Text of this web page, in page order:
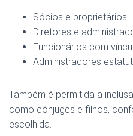
Sócios e proprietários
Diretores e
Funcionários com
Administradores
Também é permitida a
como cônjuges e filhos,
escolhida.